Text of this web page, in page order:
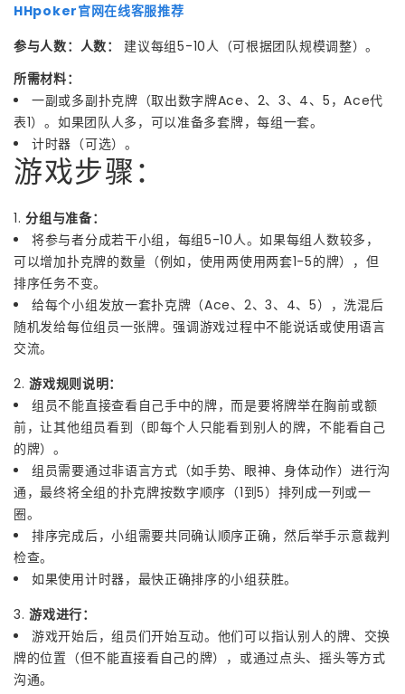
HHpoker官网在线客服推荐
参与人数：人数：
建议每组5-10人（可根据团队规模调整）。
所需材料：
一副或多副扑克牌（取出数字牌Ace、2、3、4、5，Ace代
表1）。如果团队人多，可以准备多套牌，每组一套。
计时器（可选）。
游戏步骤：
1.分组与准备：
将参与者分成若干小组，每组5-10人。如果每组人数较多，
可以增加扑克牌的数量（例如，使用两使用两套1-5的牌），但
排序任务不变。
给每个小组发放一套扑克牌（Ace、2、3、4、5），洗混后
随机发给每位组员一张牌。强调游戏过程中不能说话或使用语言
交流。
2.游戏规则说明：
组员不能直接查看自己手中的牌，而是要将牌举在胸前或额
前，让其他组员看到（即每个人只能看到别人的牌，不能看自己
的牌）。
组员需要通过非语言方式（如手势、眼神、身体动作）进行沟
通，最终将全组的扑克牌按数字顺序（1到5）排列成一列或一
圈。
排序完成后，小组需要共同确认顺序正确，然后举手示意裁判
检查。
如果使用计时器，最快正确排序的小组获胜。
3.游戏进行：
游戏开始后，组员们开始互动。他们可以指认别人的牌、交换
牌的位置（但不能直接看自己的牌），或通过点头、摇头等方式
沟通。